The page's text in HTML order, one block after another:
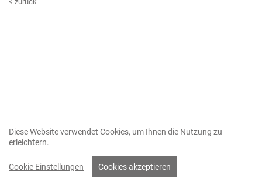
Diese Website verwendet Cookies, um Ihnen die Nutzung zu
erleichtern.
Cookie Einstellungen Cookies akzeptieren